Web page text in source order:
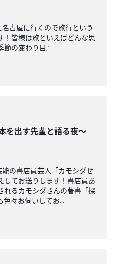
古屋に行くので旅行という
！皆様は旅といえばどんな思
の変わり目』
を出す先輩と語る夜〜
の書店員芸人「カモシダせ
してお送りします！書店員あ
れるカモシダさんの著書「探
色々お伺いしてお...